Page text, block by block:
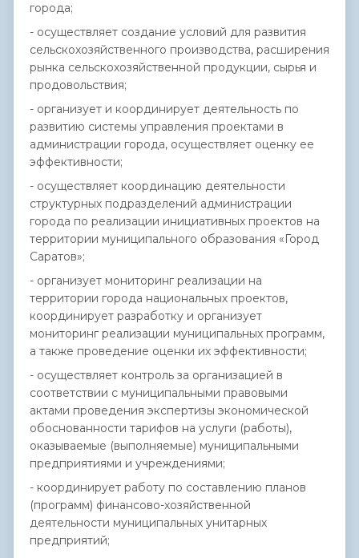
города;
- осуществляет создание условий для развития
сельскохозяйственного производства, расширения
рынка сельскохозяйственной продукции, сырья и
продовольствия;
- организует и координирует деятельность по
развитию системы управления проектами в
администрации города, осуществляет оценку ее
эффективности;
- осуществляет координацию деятельности
структурных подразделений администрации
города по реализации инициативных проектов на
территории муниципального образования «Город
Саратов»;
- организует мониторинг реализации на
территории города национальных проектов,
координирует разработку и организует
мониторинг реализации муниципальных программ,
а также проведение оценки их эффективности;
- осуществляет контроль за организацией в
соответствии с муниципальными правовыми
актами проведения экспертизы экономической
обоснованности тарифов на услуги (работы),
оказываемые (выполняемые) муниципальными
предприятиями и учреждениями;
- координирует работу по составлению планов
(программ) финансово-хозяйственной
деятельности муниципальных унитарных
предприятий;